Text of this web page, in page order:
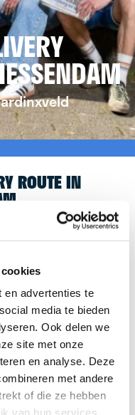
en advertenties te
media te bieden
Ook delen we
site met onze
en analyse. Deze
met andere
of die ze hebben
van hun services.
ROUTE IN
a newspaper
to the
you can easily
in Hardinxveld
and wish you